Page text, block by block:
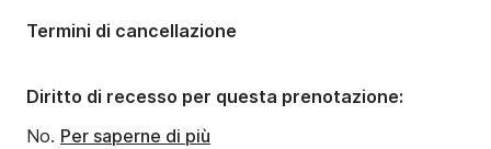
Termini di cancellazione
Diritto di recesso per questa prenotazione:
No. Per saperne di più